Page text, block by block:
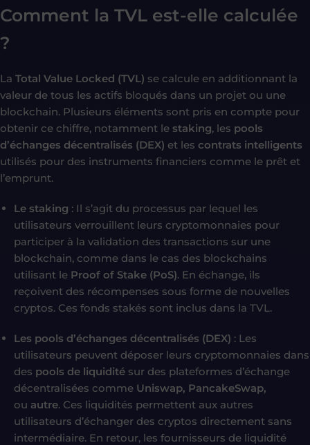
Comment la TVL est-elle calculée
?
La Total Value Locked (TVL) se calcule en additionnant la
valeur de tous les actifs bloqués dans un projet ou une
blockchain. Plusieurs éléments sont pris en compte pour
obtenir ce chiffre, notamment le staking, les pools
d’échanges décentralisés (DEX) et les contrats intelligents
utilisés pour des instruments financiers comme le prêt et
l’emprunt.
Le staking : Il s’agit du processus par lequel les
utilisateurs verrouillent leurs cryptomonnaies pour
participer à la validation des transactions sur une
blockchain, comme dans le cas des blockchains
utilisant le Proof of Stake (PoS). En échange, ils
reçoivent des récompenses sous forme de nouvelles
cryptos. Ces fonds stakés sont inclus dans la TVL.
Les pools d’échanges décentralisés (DEX) : Les
utilisateurs peuvent déposer leurs cryptomonnaies dans
des pools de liquidité sur des plateformes d’échange
décentralisées comme Uniswap, PancakeSwap,
ou autre. Ces liquidités permettent aux autres
utilisateurs d’échanger des cryptos directement sans
intermédiaire. En retour, les fournisseurs de liquidité